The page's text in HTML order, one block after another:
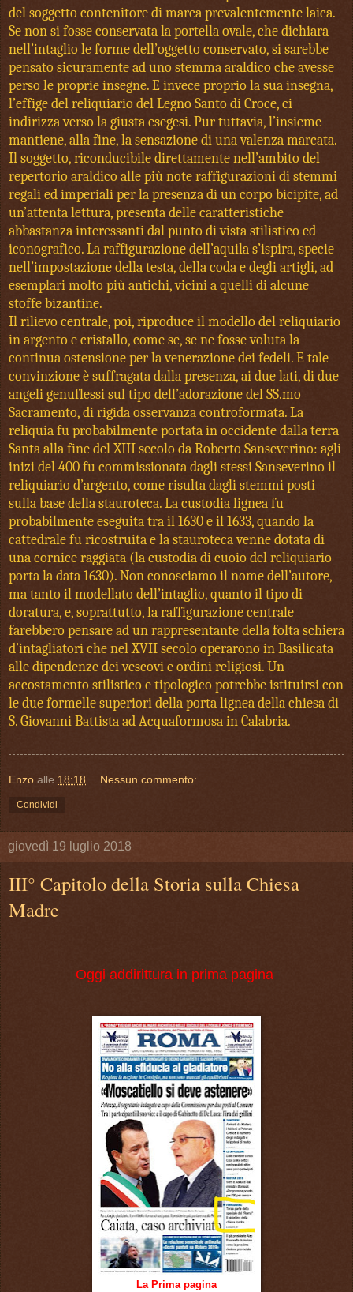
del soggetto contenitore di marca prevalentemente laica.
Se non si fosse conservata la portella ovale, che dichiara
nell’intaglio le forme dell’oggetto conservato, si sarebbe
pensato sicuramente ad uno stemma araldico che avesse
perso le proprie insegne. E invece proprio la sua insegna,
l’effige del reliquiario del Legno Santo di Croce, ci
indirizza verso la giusta esegesi. Pur tuttavia, l’insieme
mantiene, alla fine, la sensazione di una valenza marcata.
Il soggetto, riconducibile direttamente nell’ambito del
repertorio araldico alle più note raffigurazioni di stemmi
regali ed imperiali per la presenza di un corpo bicipite, ad
un’attenta lettura, presenta delle caratteristiche
abbastanza interessanti dal punto di vista stilistico ed
iconografico. La raffigurazione dell’aquila s’ispira, specie
nell’impostazione della testa, della coda e degli artigli, ad
esemplari molto più antichi, vicini a quelli di alcune
stoffe bizantine.
Il rilievo centrale, poi, riproduce il modello del reliquiario
in argento e cristallo, come se, se ne fosse voluta la
continua ostensione per la venerazione dei fedeli. E tale
convinzione è suffragata dalla presenza, ai due lati, di due
angeli genuflessi sul tipo dell’adorazione del SS.mo
Sacramento, di rigida osservanza controformata. La
reliquia fu probabilmente portata in occidente dalla terra
Santa alla fine del XIII secolo da Roberto Sanseverino: agli
inizi del 400 fu commissionata dagli stessi Sanseverino il
reliquiario d’argento, come risulta dagli stemmi posti
sulla base della stauroteca. La custodia lignea fu
probabilmente eseguita tra il 1630 e il 1633, quando la
cattedrale fu ricostruita e la stauroteca venne dotata di
una cornice raggiata (la custodia di cuoio del reliquiario
porta la data 1630). Non conosciamo il nome dell’autore,
ma tanto il modellato dell’intaglio, quanto il tipo di
doratura, e, soprattutto, la raffigurazione centrale
farebbero pensare ad un rappresentante della folta schiera
d’intagliatori che nel XVII secolo operarono in Basilicata
alle dipendenze dei vescovi e ordini religiosi. Un
accostamento stilistico e tipologico potrebbe istituirsi con
le due formelle superiori della porta lignea della chiesa di
S. Giovanni Battista ad Acquaformosa in Calabria.
Enzo alle 18:18 Nessun commento:
Condividi
giovedì 19 luglio 2018
III° Capitolo della Storia sulla Chiesa
Madre
Oggi addirittura in prima pagina
La Prima pagina